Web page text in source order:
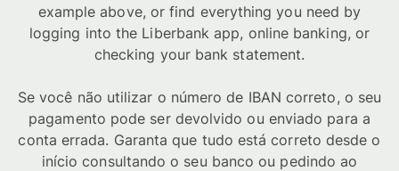
example above, or find everything you need by
logging into the Liberbank app, online banking, or
checking your bank statement.
Se você não utilizar o número de IBAN correto, o seu
pagamento pode ser devolvido ou enviado para a
conta errada. Garanta que tudo está correto desde o
início consultando o seu banco ou pedindo ao